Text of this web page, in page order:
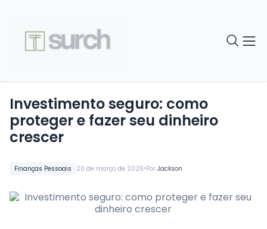
Finanças Pessoais 20 de março de 2026•Por Jackson
Investimento seguro: como
proteger e fazer seu dinheiro
crescer